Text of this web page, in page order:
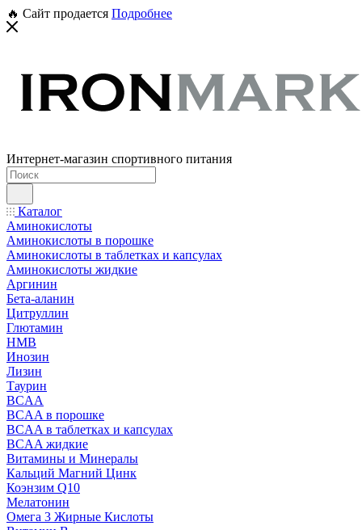
🔥 Сайт продается Подробнее
Интернет-магазин спортивного питания
Каталог
Аминокислоты
Аминокислоты в порошке
Аминокислоты в таблетках и капсулах
Аминокислоты жидкие
Аргинин
Бета-аланин
Цитруллин
Глютамин
HMB
Инозин
Лизин
Таурин
BCAA
BCAA в порошке
BCAA в таблетках и капсулах
BCAA жидкие
Витамины и Минералы
Кальций Магний Цинк
Коэнзим Q10
Мелатонин
Омега 3 Жирные Кислоты